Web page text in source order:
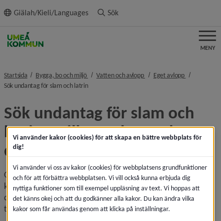
innehållet
Giälah/Kieli/Languages Sök
MENY
Startsida Bygga, bo och miljö nivå i brödsmulenavigeringen
Vatten och avlopp nivå i brödsmulenavigeringen
Eget avlopp nivå i
Sök undantag för slam och latrinnivå i brödsmulenavigeringen
Sök undantag för slam och
latrin – vilka undantag kan
du ansöka om?
Om du själv vill ta hand om slam från ditt avlopp genom att
kompostera eller sprida på jordbruksfastighet så behöver
du ansöka om dispens. Du kan även söka om att få längre
tid mellan slamtömningar och uppehåll i slamtömning.
Vi använder kakor (cookies) för att skapa en bättre webbplats för
dig!
Vi använder vi oss av kakor (cookies) för webbplatsens grundfunktioner
och för att förbättra webbplatsen. Vi vill också kunna erbjuda dig
nyttiga funktioner som till exempel uppläsning av text. Vi hoppas att
det känns okej och att du godkänner alla kakor. Du kan ändra vilka
kakor som får användas genom att klicka på inställningar.